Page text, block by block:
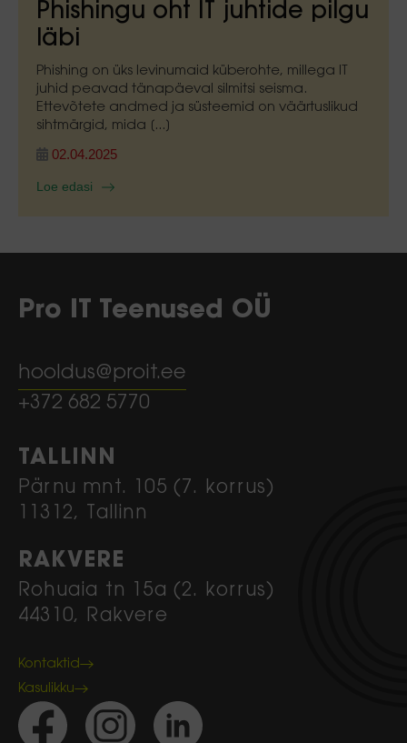
Phishingu oht IT juhtide pilgu
läbi
Phishing on üks levinumaid küberohte, millega IT
juhid peavad tänapäeval silmitsi seisma.
Ettevõtete andmed ja süsteemid on väärtuslikud
sihtmärgid, mida [...]
02.04.2025
Loe edasi
Pro IT Teenused OÜ
hooldus@proit.ee
+372 682 5770
TALLINN
Pärnu mnt. 105 (7. korrus)
11312, Tallinn
RAKVERE
Rohuaia tn 15a (2. korrus)
44310, Rakvere
Kontaktid
Kasulikku